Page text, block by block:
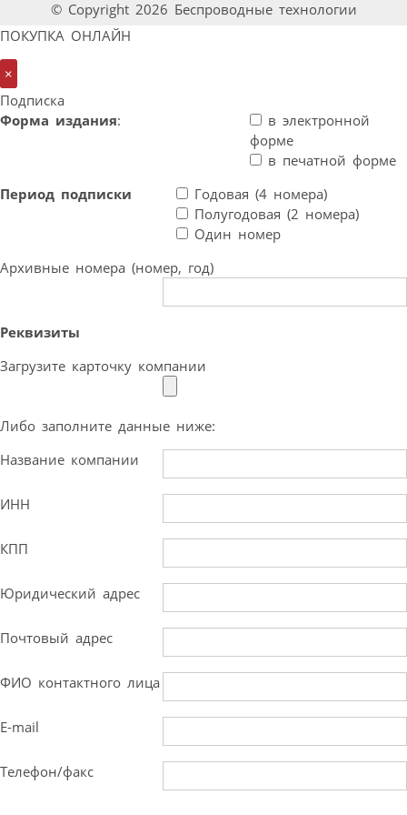
© Copyright 2026 Беспроводные технологии
ПОКУПКА ОНЛАЙН
×
Подписка
Форма издания:
в электронной
форме
в печатной форме
Период подписки
Годовая (4 номера)
Полугодовая (2 номера)
Один номер
Архивные номера (номер, год)
Реквизиты
Загрузите карточку компании
Либо заполните данные ниже:
Название компании
ИНН
КПП
Юридический адрес
Почтовый адрес
ФИО контактного лица
E-mail
Телефон/факс